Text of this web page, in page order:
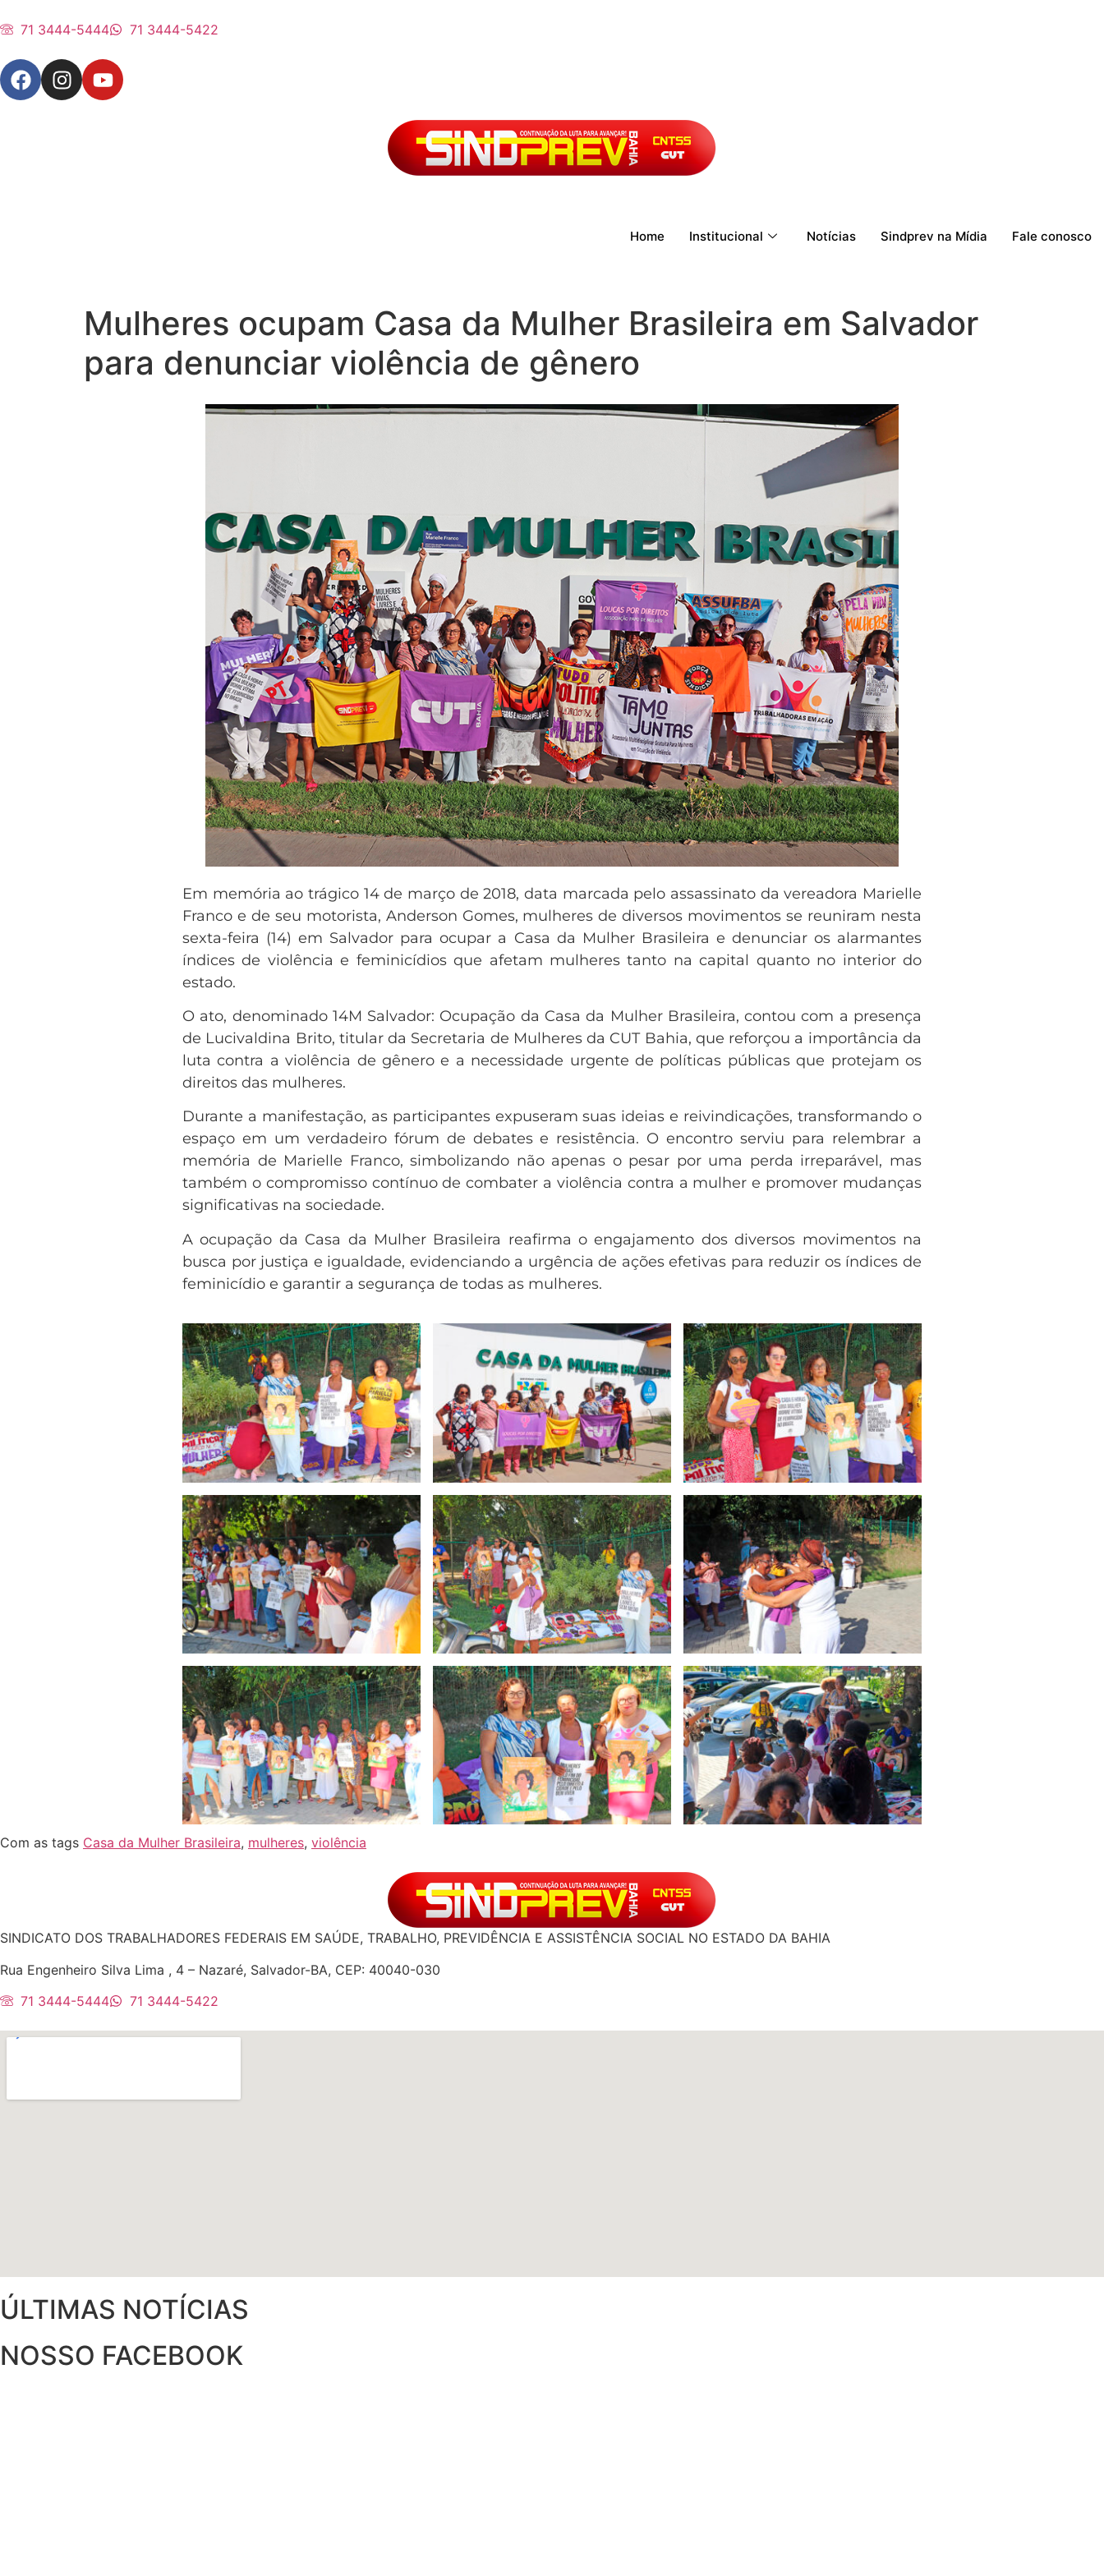
71 3444-5444 71 3444-5422
Home Institucional Notícias Sindprev na Mídia Fale conosco
Mulheres ocupam Casa da Mulher Brasileira em Salvador
para denunciar violência de gênero
Em memória ao trágico 14 de março de 2018, data marcada pelo assassinato da vereadora Marielle
Franco e de seu motorista, Anderson Gomes, mulheres de diversos movimentos se reuniram nesta
sexta-feira (14) em Salvador para ocupar a Casa da Mulher Brasileira e denunciar os alarmantes
índices de violência e feminicídios que afetam mulheres tanto na capital quanto no interior do
estado.
O ato, denominado 14M Salvador: Ocupação da Casa da Mulher Brasileira, contou com a presença
de Lucivaldina Brito, titular da Secretaria de Mulheres da CUT Bahia, que reforçou a importância da
luta contra a violência de gênero e a necessidade urgente de políticas públicas que protejam os
direitos das mulheres.
Durante a manifestação, as participantes expuseram suas ideias e reivindicações, transformando o
espaço em um verdadeiro fórum de debates e resistência. O encontro serviu para relembrar a
memória de Marielle Franco, simbolizando não apenas o pesar por uma perda irreparável, mas
também o compromisso contínuo de combater a violência contra a mulher e promover mudanças
significativas na sociedade.
A ocupação da Casa da Mulher Brasileira reafirma o engajamento dos diversos movimentos na
busca por justiça e igualdade, evidenciando a urgência de ações efetivas para reduzir os índices de
feminicídio e garantir a segurança de todas as mulheres.
Com as tags Casa da Mulher Brasileira, mulheres, violência
SINDICATO DOS TRABALHADORES FEDERAIS EM SAÚDE, TRABALHO, PREVIDÊNCIA E ASSISTÊNCIA SOCIAL NO ESTADO DA BAHIA
Rua Engenheiro Silva Lima , 4 – Nazaré, Salvador-BA, CEP: 40040-030
71 3444-5444
71 3444-5422
ÚLTIMAS NOTÍCIAS
NOSSO FACEBOOK